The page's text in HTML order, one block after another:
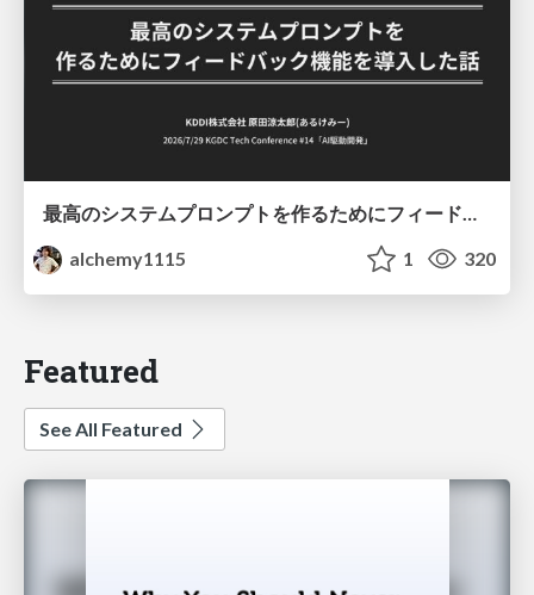
最高のシステムプロンプトを作るためにフィードバック機能を導入した話
alchemy1115
1 320
Featured
See All Featured